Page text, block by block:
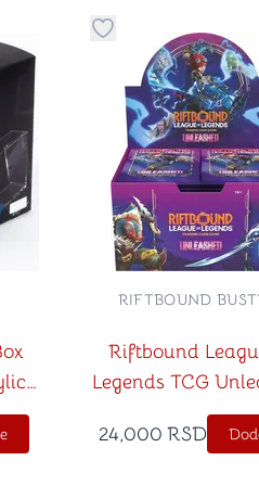
u kategoriju omiljeno
Dugme za
Riftbound
Legends TCG
Booster Box
RIFTBOUND
24,000 RSD